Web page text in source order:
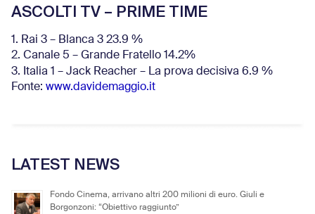
ASCOLTI TV – PRIME TIME
1. Rai 3 – Blanca 3 23.9 %
2. Canale 5 – Grande Fratello 14.2%
3. Italia 1 – Jack Reacher – La prova decisiva 6.9 %
Fonte: www.davidemaggio.it
LATEST NEWS
Fondo Cinema, arrivano altri 200 milioni di euro. Giuli e
Borgonzoni: “Obiettivo raggiunto”